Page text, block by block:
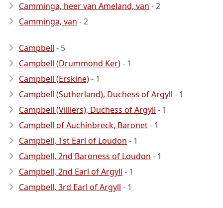
Camminga, heer van Ameland, van - 2
Camminga, van - 2
Campbell - 5
Campbell (Drummond Ker)- 1
Campbell (Erskine)- 1
Campbell (Sutherland), Duchess of Argyll - 1
Campbell (Villiers), Duchess of Argyll - 1
Campbell of Auchinbreck, Baronet- 1
Campbell, 1st Earl of Loudon - 1
Campbell, 2nd Baroness of Loudon - 1
Campbell, 2nd Earl of Argyll - 1
Campbell, 3rd Earl of Argyll - 1